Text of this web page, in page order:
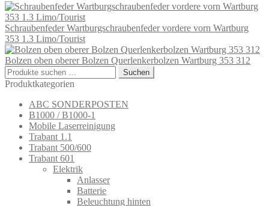
Schraubenfeder Wartburgschraubenfeder vordere vorn Wartburg
353 1.3 Limo/Tourist
Bolzen oben oberer Bolzen Querlenkerbolzen Wartburg 353 312
Suchen
nach:
Suchen
Produktkategorien
ABC SONDERPOSTEN
B1000 / B1000-1
Mobile Laserreinigung
Trabant 1.1
Trabant 500/600
Trabant 601
Elektrik
Anlasser
Batterie
Beleuchtung hinten